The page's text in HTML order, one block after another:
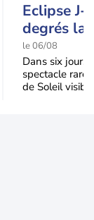
Eclipse J-
degrés la
t-elle
l'éclipse
le 06/08
Dans six
spectacle rare
de Soleil